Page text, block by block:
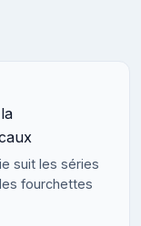
suit les séries
les fourchettes